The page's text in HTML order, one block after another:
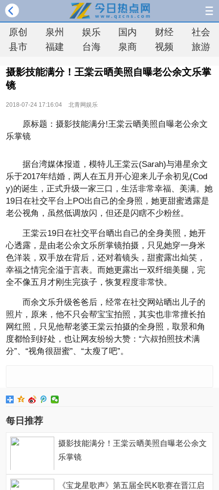
原创 泉州 娱乐 国内 财经
社会
县市
福建 台海 泉商 视频 旅游
摄影技能满分！王棠云晒美照自曝老公余文乐掌
镜
2018-07-24 17:16:04 北青网娱乐
原标题：摄影技能满分!王棠云晒美照自曝老公余文
乐掌镜
据台湾媒体报道，模特儿王棠云(Sarah)与港星余文
乐于2017年结婚，两人在五月开心迎来儿子余初见(Cod
y)的诞生，正式升级一家三口，生活非常幸福、美满。她
19日在社交平台上PO出自己的全身照，她更甜蜜透露是
老公视角，虽然低调放闪，但还是闪瞎不少粉丝。
王棠云19日在社交平台晒出自己的全身美照，她开
心透露，是由老公余文乐所掌镜拍摄，只见她穿一身米
色洋装，双手放在背后，还对着镜头，甜蜜露出灿笑，
幸福之情完全溢于言表。而她更露出一双纤细美腿，完
全不像五月才刚生完孩子，恢复程度非常快。
而余文乐升级爸爸后，经常在社交网站晒出儿子的
照片，原来，他不只会帮宝宝拍照，其实也非常擅长拍
网红照，只见他帮老婆王棠云拍摄的全身照，取景和角
度都恰到好处，也让网友纷纷大赞：“六叔拍照技术满
分”、“视角很甜蜜”、“太瘦了吧”。
每日推荐
摄影技能满分！王棠云晒美照自曝老公余文
乐掌镜
《宝龙星歌声》第五届全民K歌赛在晋江启